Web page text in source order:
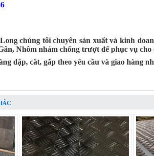
chúng tôi chuyên sản xuất và kinh
Nhôm nhám chống trượt để phục vụ cho
dập, cắt, gấp theo yêu cầu và giao hàng